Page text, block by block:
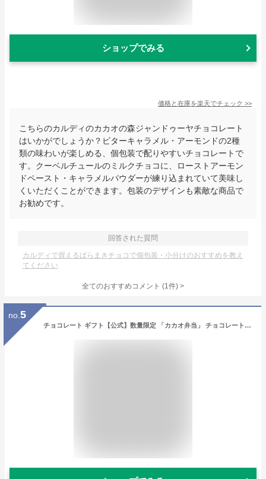
ショップでみる
価格と在庫を楽天でチェック >>
こちらのカルディのカカオの森ジャンドゥーヤチョコレート
はいかがでしょうか？ビターキャラメル・アーモンドの2種
類の味わいが楽しめる、個包装で配りやすいチョコレートで
す。クーベルチュールのミルクチョコに、ローストアーモン
ドペースト・キャラメルパウダーが練り込まれていて美味し
くいただくことができます。包装のデザインも素敵な商品で
お勧めです。
回答された質問
カルディで買えるばらまきチョコで個包装・小分けのおすすめを教え
てください
全てのおすすめコメント (1件) >
no. 5
チョコレート ギフト【公式】数量限定 「カカオ弁当」 チョコレート スイーツ 専門店 お菓子 個包装 おしゃれ ギフト プレゼント かわいい 可愛い 面白い おみやげ 贈りもの スイーツ 詰め合わせ 詰合せ バレンタイン チョコ